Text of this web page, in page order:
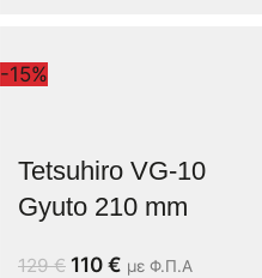
-15%
Tetsuhiro VG-10
Gyuto 210 mm
129€ 110 € με Φ.Π.Α